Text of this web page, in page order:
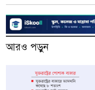
আরও পড়ুন